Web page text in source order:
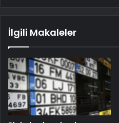
İlgili Makaleler